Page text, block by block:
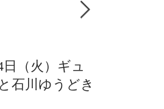
日（火）ギュ
石川ゆうどき